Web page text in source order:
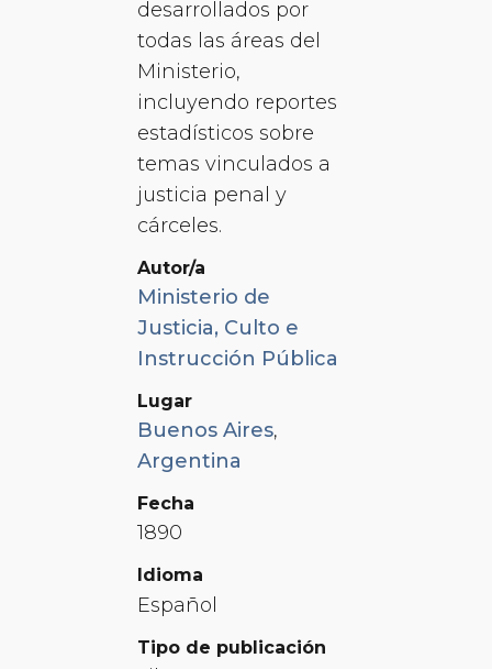
desarrollados por
todas las áreas del
Ministerio,
incluyendo reportes
estadísticos sobre
temas vinculados a
justicia penal y
cárceles.
Autor/a
Ministerio de
Justicia, Culto e
Instrucción Pública
Lugar
Buenos Aires,
Argentina
Fecha
1890
Idioma
Español
Tipo de publicación